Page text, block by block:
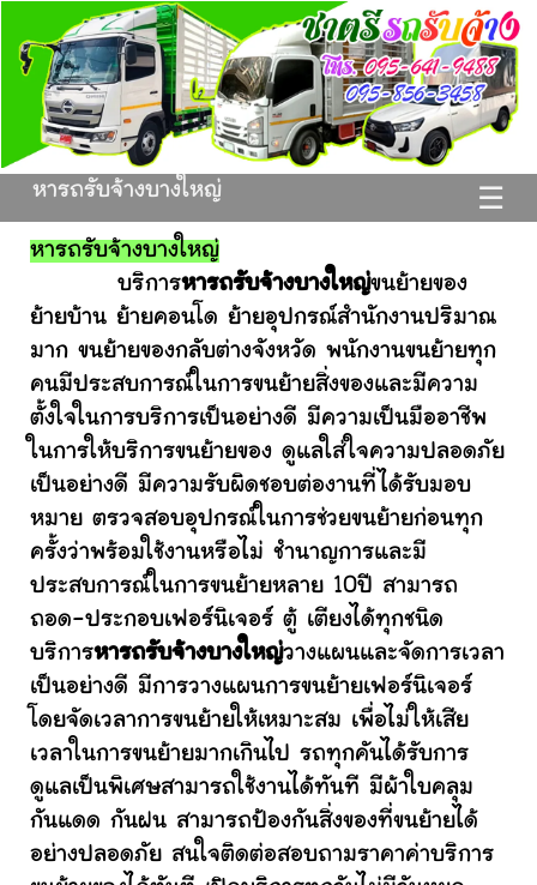
☰
หารถรับจ้างบางใหญ่
หารถรับจ้างบางใหญ่
บริการหารถรับจ้างบางใหญ่ขนย้ายของ
ย้ายบ้าน ย้ายคอนโด ย้ายอุปกรณ์สำนักงานปริมาณ
มาก ขนย้ายของกลับต่างจังหวัด พนักงานขนย้ายทุก
คนมีประสบการณ์ในการขนย้ายสิ่งของและมีความ
ตั้งใจในการบริการเป็นอย่างดี มีความเป็นมืออาชีพ
ในการให้บริการขนย้ายของ ดูแลใส่ใจความปลอดภัย
เป็นอย่างดี มีความรับผิดชอบต่องานที่ได้รับมอบ
หมาย ตรวจสอบอุปกรณ์ในการช่วยขนย้ายก่อนทุก
ครั้งว่าพร้อมใช้งานหรือไม่ ชำนาญการและมี
ประสบการณ์ในการขนย้ายหลาย 10ปี สามารถ
ถอด-ประกอบเฟอร์นิเจอร์ ตู้ เตียงได้ทุกชนิด
บริการหารถรับจ้างบางใหญ่วางแผนและจัดการเวลา
เป็นอย่างดี มีการวางแผนการขนย้ายเฟอร์นิเจอร์
โดยจัดเวลาการขนย้ายให้เหมาะสม เพื่อไม่ให้เสีย
เวลาในการขนย้ายมากเกินไป รถทุกคันได้รับการ
ดูแลเป็นพิเศษสามารถใช้งานได้ทันที มีผ้าใบคลุม
กันแดด กันฝน สามารถป้องกันสิ่งของที่ขนย้ายได้
อย่างปลอดภัย สนใจติดต่อสอบถามราคาค่าบริการ